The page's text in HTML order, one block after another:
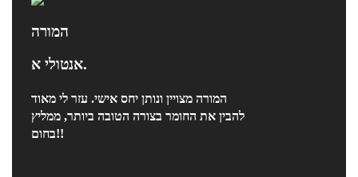
המורה
אנטולי א.
המורה מצויין ונותן יחס אישי. עזר לי מאוד
להבין את החומר בצורה הטובה ביותר, ממליץ
בחום!!